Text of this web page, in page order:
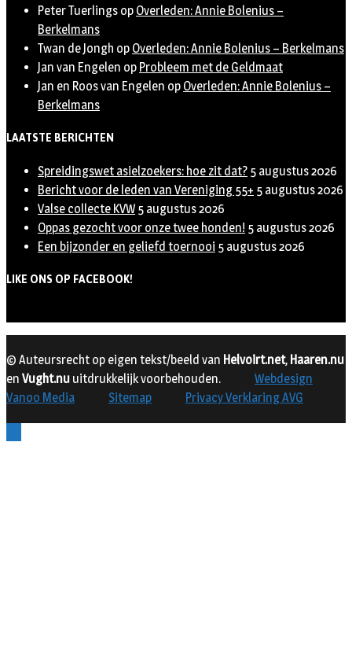
Peter Tuerlings op Overleden: Annie Bolenius –
Berkelmans
Twan de Jongh op Overleden: Annie Bolenius – Berkelmans
Jan van Engelen op Probleem met de Geldmaat
Jan en Roos van Engelen op Overleden: Annie Bolenius –
Berkelmans
LAATSTE BERICHTEN
Spreidingswet asielzoekers: hoe zit dat? 5 augustus 2026
Bericht voor de leden van Vereniging 55+ 5 augustus 2026
Valse collecte KVW 5 augustus 2026
Oppas gezocht voor onze twee honden! 5 augustus 2026
Een bijzonder en geliefd toernooi 5 augustus 2026
LIKE ONS OP FACEBOOK!
© Auteursrecht op eigen tekst/beeld van Helvoirt.net, Haaren.nu
en Vught.nu uitdrukkelijk voorbehouden.
Webdesign
Vanoo Media
Sitemap Privacy Verklaring AVG